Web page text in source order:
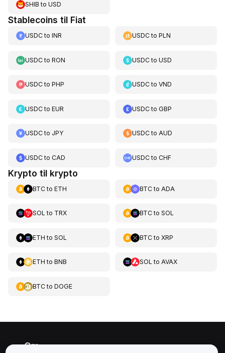
SHIB to USD
Stablecoins til Fiat
USDCto INR USDCtoPLN
USDCto RON USDCtoUSD
USDCto PHP USDCtoVND
USDCto EUR USDCtoGBP
USDCto JPY USDCtoAUD
USDCto CAD USDCtoCHF
Krypto til krypto
BTCto ETH BTCto ADA
SOL to TRX BTCto SOL
ETH to SOL BTCto XRP
ETH to BNB SOL to AVAX
BTCto DOGE
Om